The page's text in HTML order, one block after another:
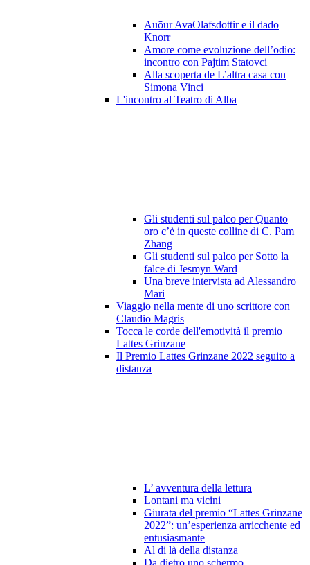
Auōur AvaOlafsdottir e il dado
Knorr
Amore come evoluzione dell’odio:
incontro con Pajtim Statovci
Alla scoperta de L’altra casa con
Simona Vinci
L'incontro al Teatro di Alba
Gli studenti sul palco per Quanto
oro c’è in queste colline di C. Pam
Zhang
Gli studenti sul palco per Sotto la
falce di Jesmyn Ward
Una breve intervista ad Alessandro
Mari
Viaggio nella mente di uno scrittore con
Claudio Magris
Tocca le corde dell'emotività il premio
Lattes Grinzane
Il Premio Lattes Grinzane 2022 seguito a
distanza
L’ avventura della lettura
Lontani ma vicini
Giurata del premio “Lattes Grinzane
2022”: un’esperienza arricchente ed
entusiasmante
Al di là della distanza